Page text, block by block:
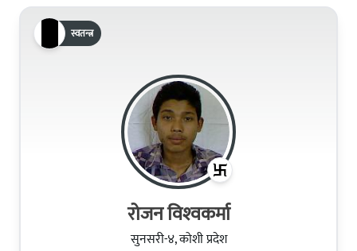
स्वतन्त्र
रोजन विश्‍वकर्मा
सुनसरी-४, कोशी प्रदेश